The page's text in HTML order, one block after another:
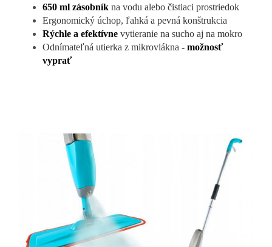
650 ml zásobník na vodu alebo čistiaci prostriedok
Ergonomický úchop, ľahká a pevná konštrukcia
Rýchle a efektívne vytieranie na sucho aj na mokro
Odnímateľná utierka z mikrovlákna - možnosť
vyprať